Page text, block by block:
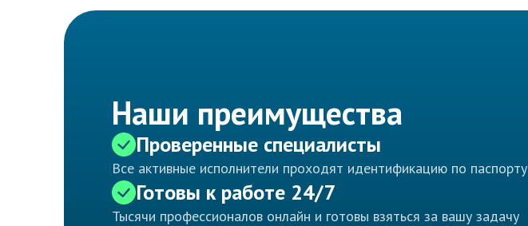
Наши преимущества
Проверенные специалисты
Все активные исполнители проходят идентификацию по паспорту
Готовы к работе 24/7
Тысячи профессионалов онлайн и готовы взяться за вашу задачу